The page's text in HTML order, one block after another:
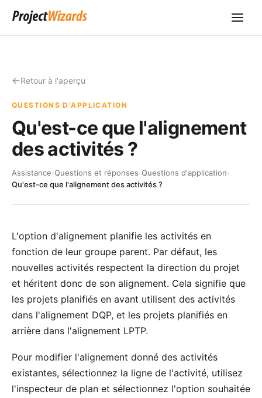
Retour à l'aperçu
QUESTIONS D'APPLICATION
Qu'est-ce que l'alignement
des activités ?
Assistance›Questions et réponses›Questions d'application›
Qu'est-ce que l'alignement des activités ?
L'option d'alignement planifie les activités en
fonction de leur groupe parent. Par défaut, les
nouvelles activités respectent la direction du projet
et héritent donc de son alignement. Cela signifie que
les projets planifiés en avant utilisent des activités
dans l'alignement DQP, et les projets planifiés en
arrière dans l'alignement LPTP.
Pour modifier l'alignement donné des activités
existantes, sélectionnez la ligne de l'activité, utilisez
l'inspecteur de plan et sélectionnez l'option souhaitée